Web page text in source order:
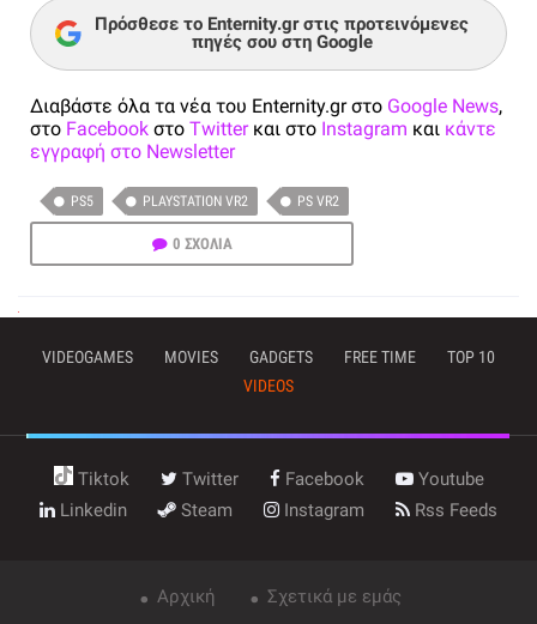
Πρόσθεσε το Enternity.gr στις προτεινόμενες
πηγές σου στη Google
Διαβάστε όλα τα νέα του Enternity.gr στο Google News,
στο Facebook στο Twitterκαι στο Instagram και κάντε
εγγραφή στο Newsletter
PS5 PLAYSTATION VR2 PS VR2
0 ΣΧΟΛΙΑ
VIDEOGAMES MOVIES GADGETS FREE TIME
TOP 10
VIDEOS
Tiktok Twitter Facebook
Youtube
Linkedin
Steam Instagram Rss Feeds
Αρχική Σχετικά με εμάς